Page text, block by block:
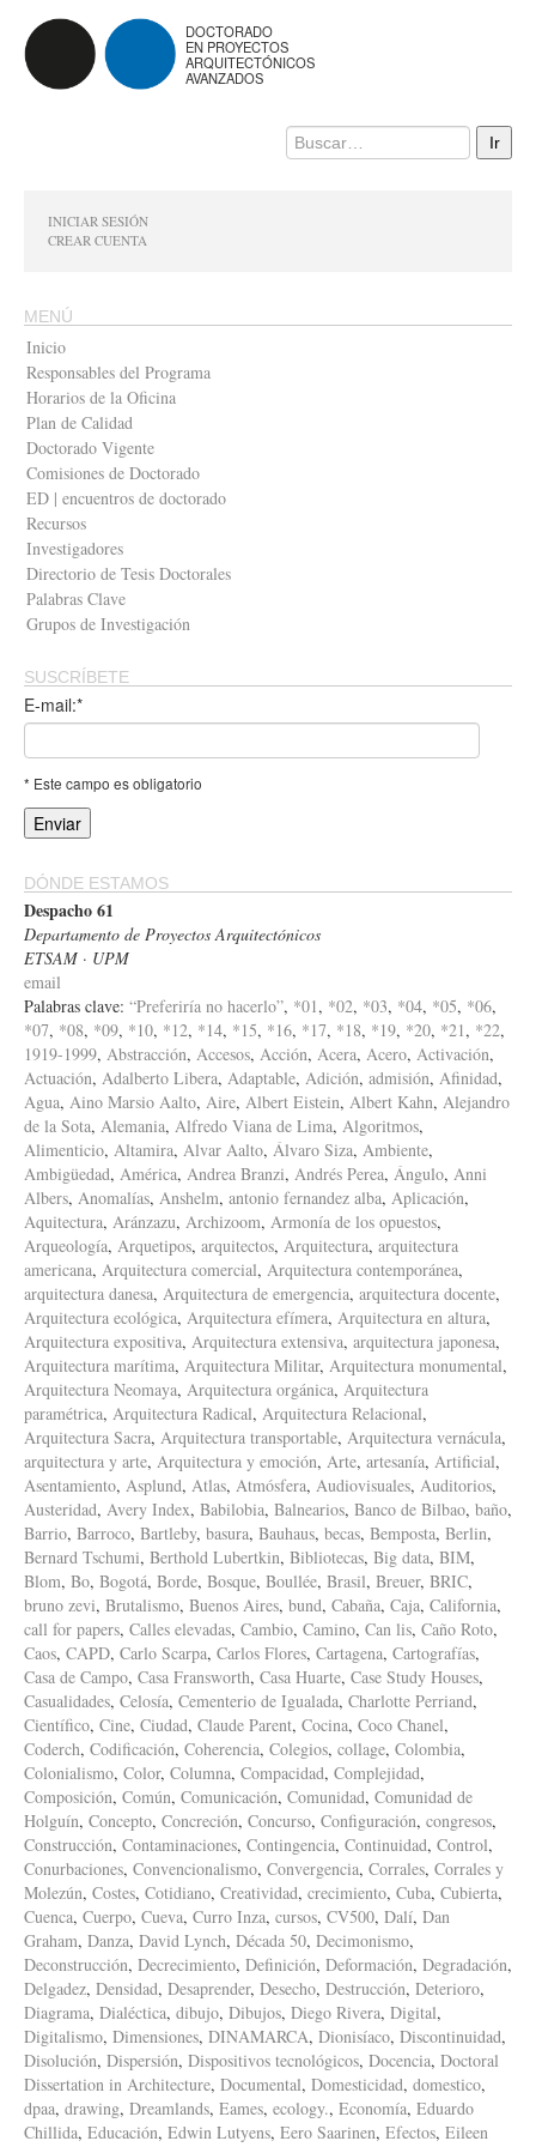
DOCTORADO
EN PROYECTOS
ARQUITECTÓNICOS
AVANZADOS
INICIAR SESIÓN
CREAR CUENTA
MENÚ
Inicio
Responsables del Programa
Horarios de la Oficina
Plan de Calidad
Doctorado Vigente
Comisiones de Doctorado
ED | encuentros de doctorado
Recursos
Investigadores
Directorio de Tesis Doctorales
Palabras Clave
Grupos de Investigación
SUSCRÍBETE
E-mail:*
* Este campo es obligatorio
DÓNDE ESTAMOS
Despacho 61
Departamento de Proyectos Arquitectónicos
ETSAM · UPM
email
Palabras clave: “Preferiría no hacerlo”, *01 , *02, *03, *04, *05, *06,
*07, *08, *09, *10, *12, *14, *15, *16, *17, *18, *19, *20, *21 , *22,
1919-1999, Abstracción, Accesos, Acción, Acera, Acero, Activación,
Actuación, Adalberto Libera, Adaptable, Adición, admisión, Afinidad,
Agua, Aino Marsio Aalto, Aire, Albert Eistein, Albert Kahn, Alejandro
de la Sota, Alemania, Alfredo Viana de Lima, Algoritmos,
Alimenticio, Altamira, Alvar Aalto, Álvaro Siza, Ambiente,
Ambigüedad, América, Andrea Branzi, Andrés Perea, Ángulo, Anni
Albers, Anomalías, Anshelm, antonio fernandez alba, Aplicación,
Aquitectura, Aránzazu, Archizoom, Armonía de los opuestos,
Arqueología, Arquetipos, arquitectos, Arquitectura, arquitectura
americana, Arquitectura comercial, Arquitectura contemporánea,
arquitectura danesa, Arquitectura de emergencia, arquitectura docente,
Arquitectura ecológica, Arquitectura efímera, Arquitectura en altura,
Arquitectura expositiva, Arquitectura extensiva, arquitectura japonesa,
Arquitectura marítima, Arquitectura Militar, Arquitectura monumental,
Arquitectura Neomaya, Arquitectura orgánica, Arquitectura
paramétrica, Arquitectura Radical, Arquitectura Relacional,
Arquitectura Sacra, Arquitectura transportable, Arquitectura vernácula,
arquitectura y arte, Arquitectura y emoción, Arte, artesanía, Artificial,
Asentamiento, Asplund, Atlas, Atmósfera, Audiovisuales, Auditorios,
Austeridad, Avery Index, Babilobia, Balnearios, Banco de Bilbao, baño,
Barrio, Barroco, Bartleby, basura, Bauhaus, becas, Bemposta, Berlin,
Bernard Tschumi, Berthold Lubertkin, Bibliotecas, Big data, BIM,
Blom, Bo, Bogotá, Borde, Bosque, Boullée, Brasil, Breuer, BRIC,
bruno zevi, Brutalismo, Buenos Aires, bund, Cabaña, Caja, California,
call for papers, Calles elevadas, Cambio, Camino, Can lis, Caño Roto,
Caos, CAPD, Carlo Scarpa, Carlos Flores, Cartagena, Cartografías,
Casa de Campo, Casa Fransworth, Casa Huarte, Case Study Houses,
Casualidades, Celosía, Cementerio de Igualada, Charlotte Perriand,
Científico, Cine, Ciudad, Claude Parent, Cocina, Coco Chanel,
Coderch, Codificación, Coherencia, Colegios, collage, Colombia,
Colonialismo, Color, Columna, Compacidad, Complejidad,
Composición, Común, Comunicación, Comunidad, Comunidad de
Holguín, Concepto, Concreción, Concurso, Configuración, congresos,
Construcción, Contaminaciones, Contingencia, Continuidad, Control,
Conurbaciones, Convencionalismo, Convergencia, Corrales, Corrales y
Molezún, Costes, Cotidiano, Creatividad, crecimiento, Cuba, Cubierta,
Cuenca, Cuerpo, Cueva, Curro Inza, cursos, CV500, Dalí, Dan
Graham, Danza, David Lynch, Década 50, Decimonismo,
Deconstrucción, Decrecimiento, Definición, Deformación, Degradación,
Delgadez, Densidad, Desaprender, Desecho, Destrucción, Deterioro,
Diagrama, Dialéctica, dibujo, Dibujos, Diego Rivera, Digital,
Digitalismo, Dimensiones, DINAMARCA, Dionisíaco, Discontinuidad,
Disolución, Dispersión, Dispositivos tecnológicos, Docencia, Doctoral
Dissertation in Architecture, Documental, Domesticidad, domestico,
dpaa, drawing, Dreamlands, Eames, ecology., Economía, Eduardo
Chillida, Educación, Edwin Lutyens, Eero Saarinen, Efectos, Eileen